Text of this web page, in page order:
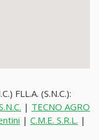
FLL.A. (S.N.C.):
| TECNO AGRO
| C.M.E. S.R.L. |